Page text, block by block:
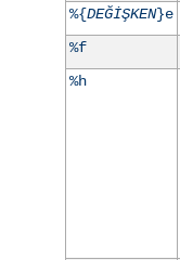
%{DEĞİŞKEN}e
%f
%h